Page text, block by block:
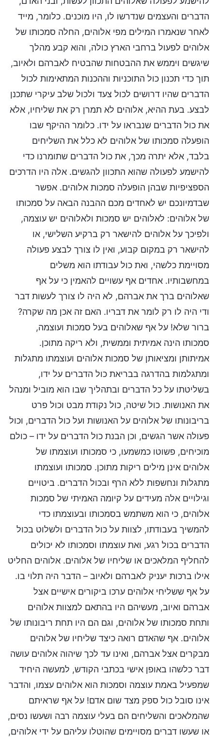
הדברים והעצמים שנדרשו לו, היו מוכנים. כלומר, מייד
לאחר שנאמרו המילים מפי אלוהים, החלה סמכותו של
אלוהים לפעול ברחבי הארץ כולה, והוא קבע מהלך
שיגשים ויממש את ההבטחות שהבטיח לאברהם ולאיוב,
תוך כדי תכנון כול התוכניות וההכנות המתאימות לכול
הדברים שהיו דרושים לכול צעד ולכול שלב עיקרי שתכנן
לבצע. בעת ההיא, אלוהים לא תמרן רק את שליחיו, אלא
את כול הדברים שנבראו על ידו. כלומר ההיקף שבו
הופעלה סמכותו של אלוהים לא כלל את השליחים
בלבד, אלא יתרה מכך, את כול הדברים שתומרנו כדי
להישמע לפעולה שהוא התכוון להגשים. אלה היו הדרכים
הספציפיות שבהן הופעלה סמכות אלוהים. אפשר
שבדמיונכם יש לאחדים מכם ההבנה הבאה על סמכותו
של אלוהים: לאלוהים יש סמכות ולאלוהים יש עוצמה,
ולפיכך על אלוהים להישאר רק ברקיע השלישי, או
להישאר רק במקום קבוע, ואין לו צורך לבצע פעולה
מסויימת כלשהי, ואת כול עבודתו הוא משלים
במחשבותיו. אחדים אף עשויים להאמין כי על אף
שאלוהים ברך את אברהם, לא היה לו צורך לעשות דבר
ודי היה לו רק לומר את דבריו. האם זה אכן מה שקרה?
ברור שלא! על אף שאלוהים בעל סמכות ועוצמה,
סמכותו הינה אמיתית וממשית, ולא ריקה מתוכן.
אמיתותן ומציאותן של סמכות אלוהים ועוצמתו מתגלות
ומתגלמות בהדרגה בבריאת כול הדברים על ידו,
בשליטתו על כל הדברים ובתהליך שבו הוא מוביל ומנהל
את האנושות. כול שיטה, כול נקודת מבט וכול פרט
בריבונותו של אלוהים על האנושות ועל כול הדברים, וכול
פעולה אשר הגשים, וכן הבנת כול הדברים על ידו – כולם
מוכיחים, פשוטו כמשמעו, כי סמכותו ועוצמתו של
אלוהים אינן מילים ריקות מתוכן. סמכותו ועוצמתו
מתגלות ונחשפות ללא הרף ובכול הדברים. ביטויים
וגילויים אלה מעידים על קיומה האמיתי של סמכות
אלוהים, כי הוא משתמש בסמכותו ובעוצמתו כדי
להמשיך בעבודתו, לצוות על כול הדברים ולשלוט בכול
הדברים בכול רגע, ואת עוצמתו וסמכותו לא יכולים
להחליף המלאכים או שליחיו של אלוהים. אלוהים החליט
אילו ברכות יעניק לאברהם ולאיוב – הדבר היה תלוי בו.
על אף ששליחי אלוהים ערכו ביקורים אישיים אצל
אברהם ואיוב, מעשיהם היו בהתאם למצוות אלוהים
ותחת סמכותו של אלוהים, וגם הם היו תחת ריבונותו של
אלוהים. אף שהאדם רואה כיצד שליחיו של אלוהים
מבקרים אצל אברהם, ואינו עד לכך שיהוה אלוהים עושה
דבר כלשהו באופן אישי בכתבי הקודש, למעשה היחיד
שמפעיל באמת עוצמה וסמכות הוא אלוהים עצמו, והדבר
אינו סובל כול ספק מצד שום אדם! על אף שראיתם
שהמלאכים והשליחים הם בעלי עוצמה רבה ושעשו נסים,
או שעשו דברים מסויימים שהוטלו עליהם על ידי אלוהים,